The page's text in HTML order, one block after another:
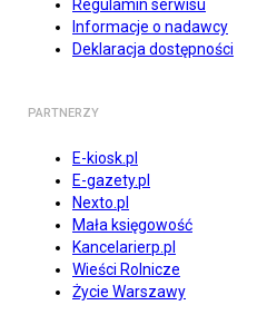
Regulamin serwisu
Informacje o nadawcy
Deklaracja dostępności
PARTNERZY
E-kiosk.pl
E-gazety.pl
Nexto.pl
Mała księgowość
Kancelarierp.pl
Wieści Rolnicze
Życie Warszawy